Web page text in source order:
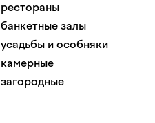
рестораны
банкетные залы
усадьбы и особняки
камерные
загородные